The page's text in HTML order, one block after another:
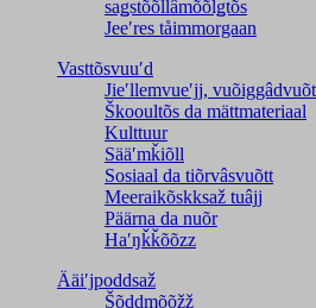
saǥstõõllâmõõlǥtõs
Jeeʹres tåimmorgaan
Vasttõsvuuʹd
Jieʹllemvueʹjj,
Škooultõs da mättmateriaal
Kulttuur
Sääʹmǩiõll
Sosiaal da tiõrvâsvuõtt
Meeraikõskksaž tuâjj
Päärna da nuõr
Haʹŋǩǩõõzz
Ääiʹjpoddsaž
Šõddmõõžž